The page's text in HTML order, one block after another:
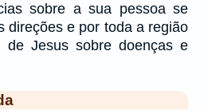
sobre a sua pessoa se
direções e por toda a região
de Jesus sobre doenças e